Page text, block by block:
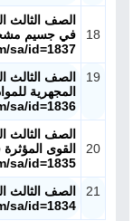
18
الصف الثالث
في جسيم
sa/id=1837
19
الصف الثالث
المجهرية
sa/id=1836
20
الصف الثالث
القوى
sa/id=1835
21
الصف الثالث
sa/id=1834